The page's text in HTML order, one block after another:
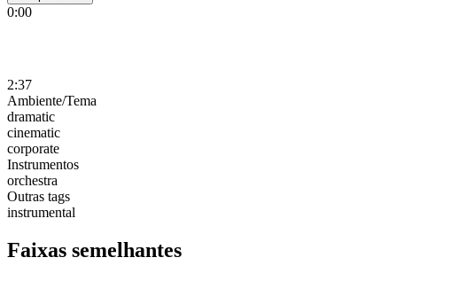
0:00
2:37
Ambiente/Tema
dramatic
cinematic
corporate
Instrumentos
orchestra
Outras tags
instrumental
Faixas semelhantes